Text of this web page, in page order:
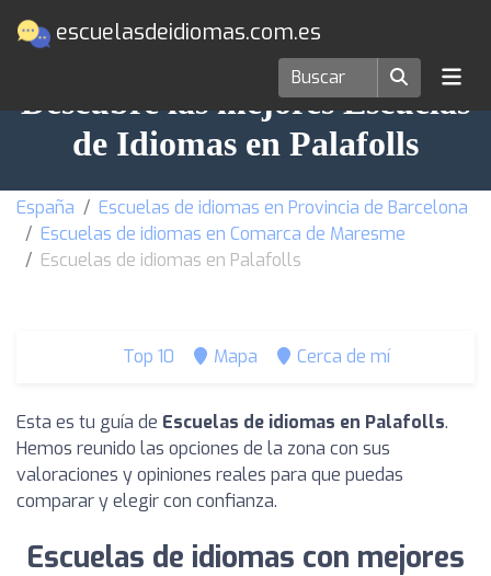
escuelasdeidiomas.com.es
Descubre las mejores Escuelas
de Idiomas en Palafolls
España
Escuelas de idiomas en Provincia de Barcelona
Escuelas de idiomas en Comarca de Maresme
Escuelas de idiomas en Palafolls
Top 10 Mapa Cerca de mí
Esta es tu guía de Escuelas de idiomas en Palafolls.
Hemos reunido las opciones de la zona con sus
valoraciones y opiniones reales para que puedas
comparar y elegir con confianza.
Escuelas de idiomas con mejores